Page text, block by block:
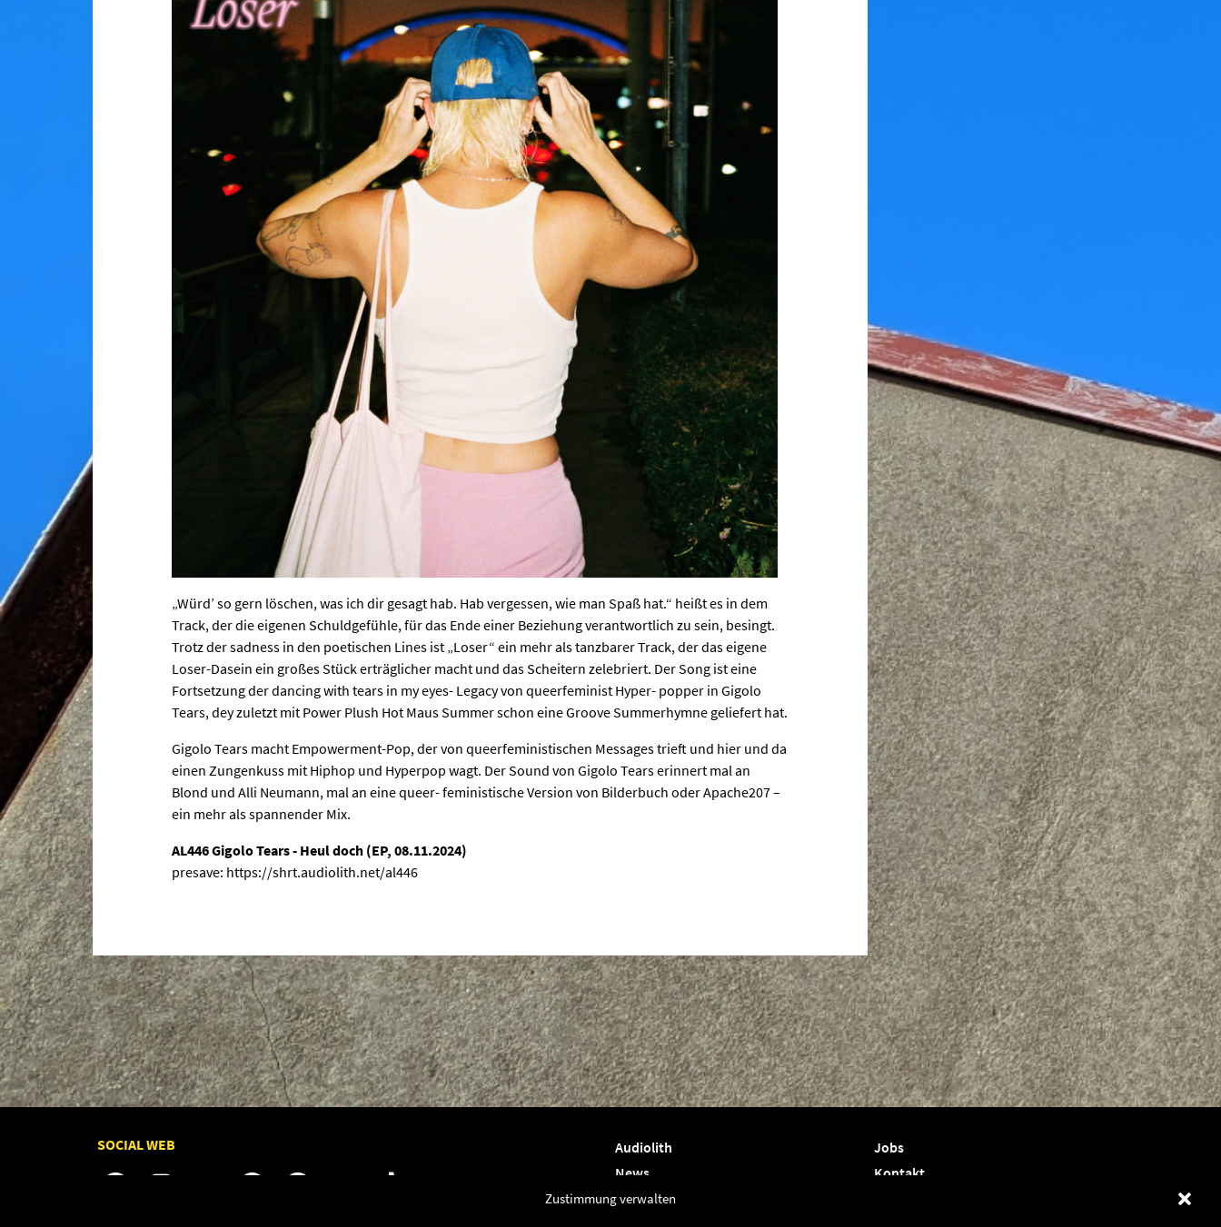
Zustimmung verwalten
„Würd’ so gern löschen, was ich dir gesagt hab. Hab vergessen, wie man Spaß hat.“ heißt es in dem
Track, der die eigenen Schuldgefühle, für das Ende einer Beziehung verantwortlich zu sein, besingt.
Trotz der sadness in den poetischen Lines ist „Loser“ ein mehr als tanzbarer Track, der das eigene
Loser-Dasein ein großes Stück erträglicher macht und das Scheitern zelebriert. Der Song ist eine
Fortsetzung der dancing with tears in my eyes- Legacy von queerfeminist Hyper- popper in Gigolo
Tears, dey zuletzt mit Power Plush Hot Maus Summer schon eine Groove Summerhymne geliefert hat.
Gigolo Tears macht Empowerment-Pop, der von queerfeministischen Messages trieft und hier und da
einen Zungenkuss mit Hiphop und Hyperpop wagt. Der Sound von Gigolo Tears erinnert mal an
Blond und Alli Neumann, mal an eine queer- feministische Version von Bilderbuch oder Apache207 –
ein mehr als spannender Mix.
AL446 Gigolo Tears - Heul doch (EP, 08.11.2024)
presave: https://shrt.audiolith.net/al446
SOCIAL WEB
Audiolith
News
Artists
Jobs
Kontakt